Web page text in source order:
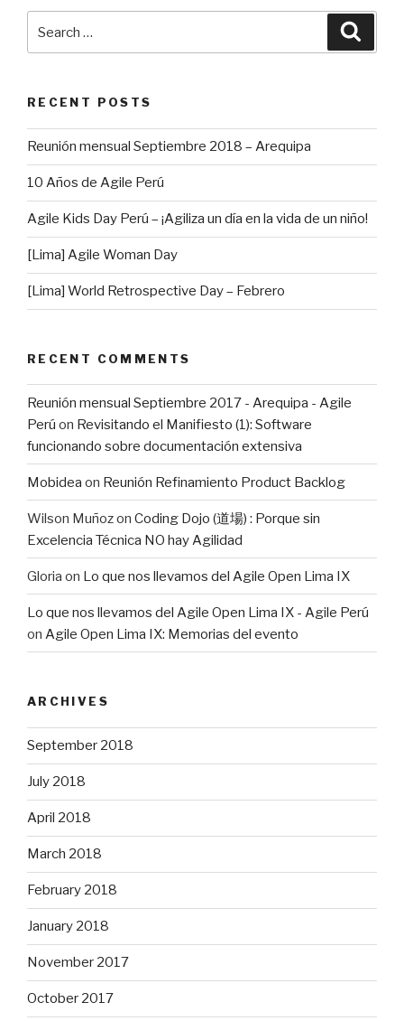
RECENT POSTS
Reunión mensual Septiembre 2018 – Arequipa
10 Años de Agile Perú
Agile Kids Day Perú – ¡Agiliza un día en la vida de un niño!
[Lima] Agile Woman Day
[Lima] World Retrospective Day – Febrero
RECENT COMMENTS
Reunión mensual Septiembre 2017 - Arequipa - Agile
Perú on Revisitando el Manifiesto (1): Software
funcionando sobre documentación extensiva
Mobidea on Reunión Refinamiento Product Backlog
Wilson Muñozon Coding Dojo (道場) : Porque sin
Excelencia Técnica NO hay Agilidad
Gloria on Lo que nos llevamos del Agile Open Lima IX
Lo que nos llevamos del Agile Open Lima IX - Agile Perú
on Agile Open Lima IX: Memorias del evento
ARCHIVES
September 2018
July 2018
April 2018
March 2018
February 2018
January 2018
November 2017
October 2017